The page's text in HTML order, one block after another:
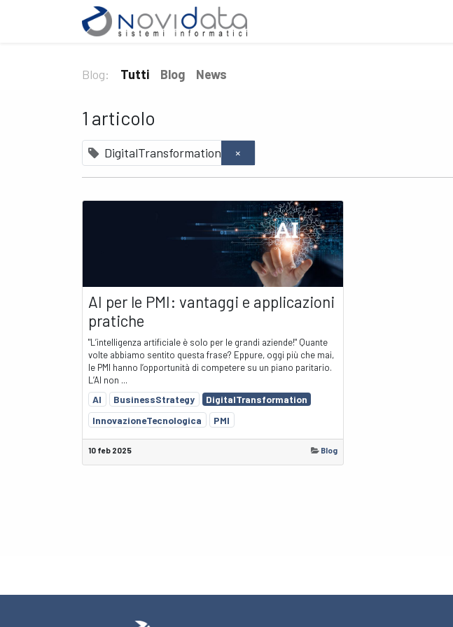
Blog: Tutti Blog News
1 articolo
DigitalTransformation ×
AI per le PMI: vantaggi e applicazioni
pratiche
"L’intelligenza artificiale è solo per le grandi aziende!" Quante
volte abbiamo sentito questa frase? Eppure, oggi più che mai,
le PMI hanno l’opportunità di competere su un piano paritario.
L’AI non ...
AI BusinessStrategy
DigitalTransformation
InnovazioneTecnologica
PMI
10 feb 2025 Blog